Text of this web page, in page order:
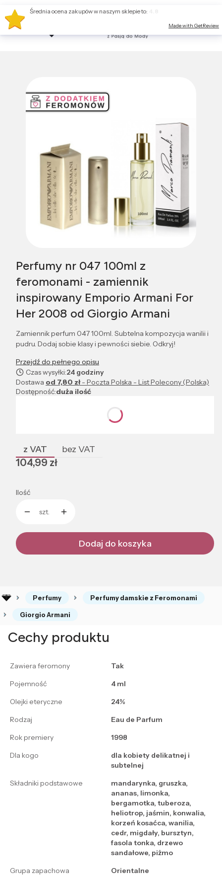
Perfumy nr 047 100ml z
feromonami - zamiennik
inspirowany Emporio Armani For
Her 2008 od Giorgio Armani
Zamiennik perfum 047 100ml. Subtelna kompozycja wanilii i
pudru. Dodaj sobie klasy i pewności siebie. Odkryj!
Przejdź do pełnego opisu
Czas wysyłki:24 godziny
Dostawa od 7,80 zł- Poczta Polska - List Polecony (Polska)
Dostępność:duża ilość
Poszczególne warianty mogą różnić się ceną
z VAT bez VAT
Cena
104,99 zł
Ilość
szt.
Dodaj do koszyka
Perfumy Perfumy damskie z Feromonami
Giorgio Armani
Cechy produktu
Zawiera feromony
Tak
Pojemność
4 ml
Olejki eteryczne
24%
Rodzaj
Eau de Parfum
Rok premiery
1998
Dla kogo
dla kobiety delikatnej i
subtelnej
Składniki podstawowe
mandarynka, gruszka,
ananas, limonka,
bergamotka, tuberoza,
heliotrop, jaśmin, konwalia,
korzeń kosaćca, wanilia,
cedr, migdały, bursztyn,
fasola tonka, drzewo
sandałowe, piżmo
Grupa zapachowa
Orientalne
Średnia ocena zakupów w naszym sklepie to:
Made with GetReview